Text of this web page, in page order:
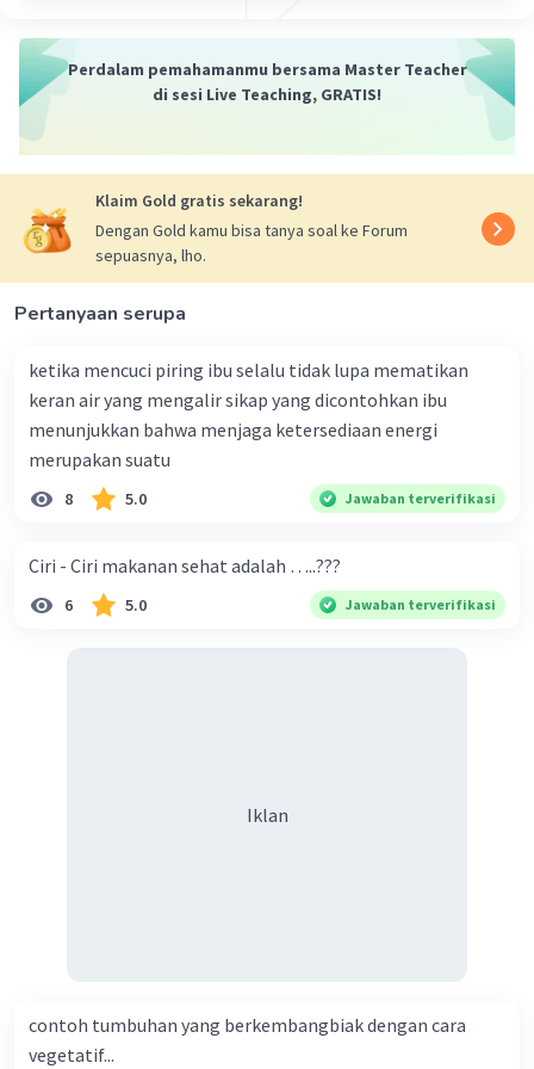
Perdalam pemahamanmu bersama Master Teacher
di sesi Live Teaching, GRATIS!
Klaim Gold gratis sekarang!
Dengan Gold kamu bisa tanya soal ke Forum
sepuasnya, lho.
Pertanyaan serupa
ketika mencuci piring ibu selalu tidak lupa mematikan
keran air yang mengalir sikap yang dicontohkan ibu
menunjukkan bahwa menjaga ketersediaan energi
merupakan suatu
8 5.0 Jawaban terverifikasi
Ciri - Ciri makanan sehat adalah …..???
6 5.0 Jawaban terverifikasi
Iklan
contoh tumbuhan yang berkembangbiak dengan cara
vegetatif...